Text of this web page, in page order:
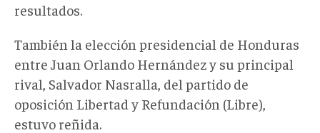
resultados.
También la elección presidencial de Honduras
entre Juan Orlando Hernández y su principal
rival, Salvador Nasralla, del partido de
oposición Libertad y Refundación (Libre),
estuvo reñida.